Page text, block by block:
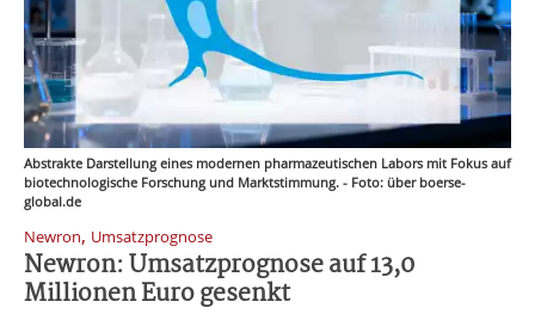
Abstrakte Darstellung eines modernen pharmazeutischen Labors mit Fokus auf
biotechnologische Forschung und Marktstimmung. - Foto: über boerse-
global.de
Newron, Umsatzprognose
Newron: Umsatzprognose auf 13,0
Millionen Euro gesenkt